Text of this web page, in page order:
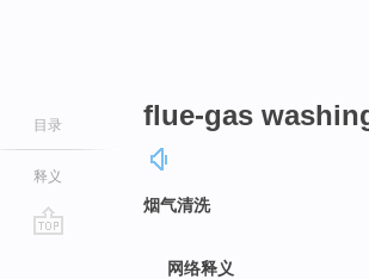
目录
释义
flue-gas
烟气清洗
网络释义